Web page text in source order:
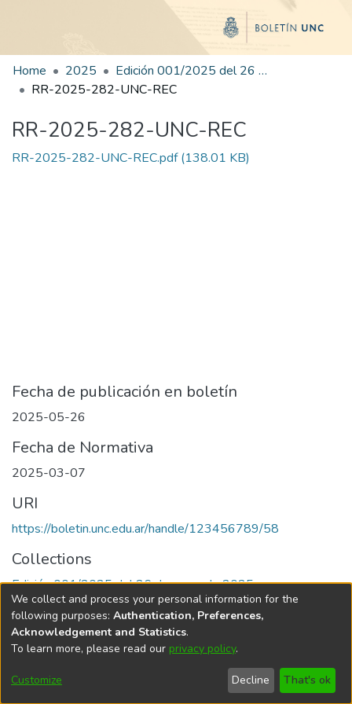
Home 2025
Edición 001/2025 del 26 de mayo de 2025
RR-2025-282-UNC-REC
RR-2025-282-UNC-REC
RR-2025-282-UNC-REC.pdf(138.01 KB)
Fecha de publicación en boletín
2025-05-26
Fecha de Normativa
2025-03-07
URI
https://boletin.unc.edu.ar/handle/123456789/58
Collections
Edición 001/2025 del 26 de mayo de 2025
Universidad Nacional de Córdoba
We collect and process your personal information for the
following purposes: Authentication, Preferences,
Acknowledgement and Statistics.
To learn more, please read our privacy policy.
Customize Decline That's ok